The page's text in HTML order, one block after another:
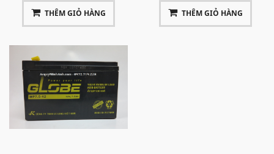
THÊM GIỎ HÀNG THÊM GIỎ HÀNG